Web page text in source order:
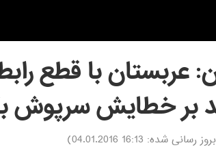
عربستان با قطع
بر خطایش سرپوش
رسانی شده: 16:13 04.01.2016
)